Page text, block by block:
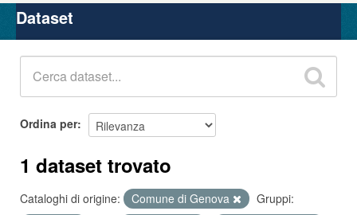
Organizzazioni
Gruppi
Dataset
Ordina per
1 dataset trovato
Cataloghi di origine: Comune di Genova
Gruppi: